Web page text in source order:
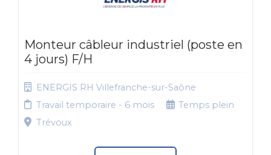
Monteur câbleur industriel (poste en
4 jours) F/H
ENERGIS RH Villefranche-sur-Saône
Travail temporaire - 6 mois
Temps plein
Trévoux